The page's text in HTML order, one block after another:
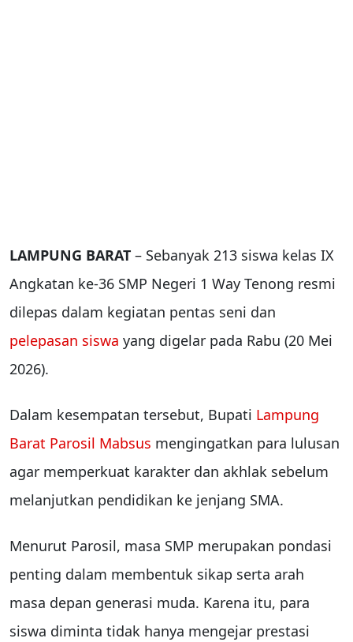
LAMPUNG BARAT – Sebanyak 213 siswa kelas IX
Angkatan ke-36 SMP Negeri 1 Way Tenong resmi
dilepas dalam kegiatan pentas seni dan
pelepasan siswa yang digelar pada Rabu (20 Mei
2026).
Dalam kesempatan tersebut, Bupati Lampung
Barat Parosil Mabsus mengingatkan para lulusan
agar memperkuat karakter dan akhlak sebelum
melanjutkan pendidikan ke jenjang SMA.
Menurut Parosil, masa SMP merupakan pondasi
penting dalam membentuk sikap serta arah
masa depan generasi muda. Karena itu, para
siswa diminta tidak hanya mengejar prestasi